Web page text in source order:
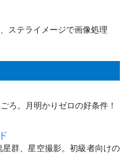
ステライメージで画像処理
ろ。月明かりゼロの好条件！
群、星空撮影。初級者向けの